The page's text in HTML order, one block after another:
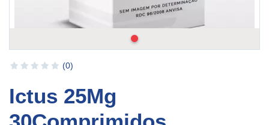
(0)
Ictus 25Mg